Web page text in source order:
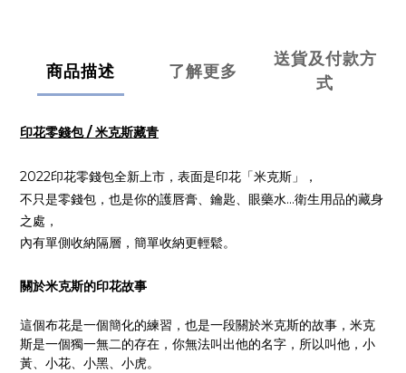
商品描述 了解更多
送貨及付款方
式
印花零錢包 / 米克斯藏青
2022印花零錢包全新上市，表面是印花「米克斯」，
不只是零錢包，也是你的護唇膏、鑰匙、眼藥水...衛生用品的藏身
之處，
內有單側收納隔層，簡單收納更輕鬆。
關於米克斯的印花故事
這個布花是一個簡化的練習，也是一段關於米克斯的故事，米克
斯是一個獨一無二的存在，你無法叫出他的名字，所以叫他，小
黃、小花、小黑、小虎。